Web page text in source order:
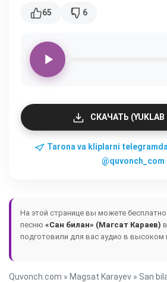
65 6
СКАЧАТЬ (YUKLAB
Tarona va kliplarni
@quvonch_com
На этой странице вы можете
песню «Сан билан» (Магсат Караев)
подготовили для вас аудио в высоком
Quvonch.com » Magsat Karayev » San